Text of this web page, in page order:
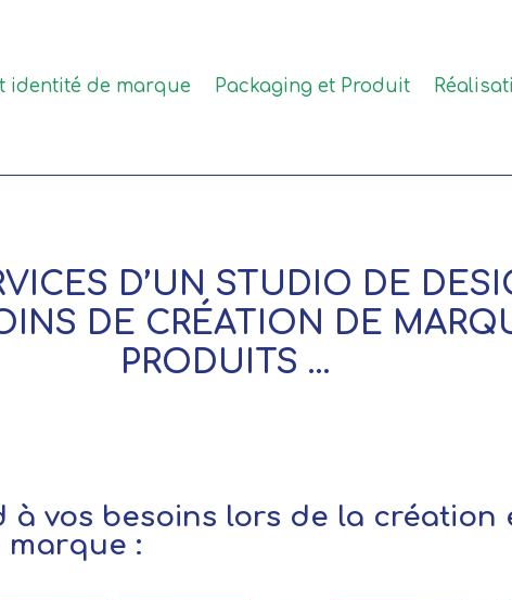
identité de marque Packaging et Produit
D’UN STUDIO DE
DE CRÉATION DE
PRODUITS …
vos besoins lors de la création
marque :